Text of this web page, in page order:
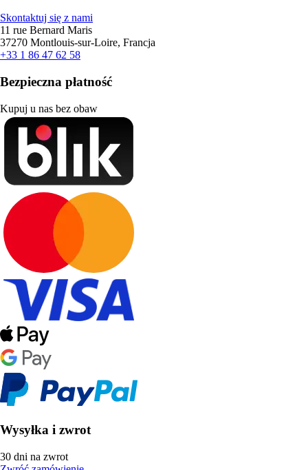
Skontaktuj się z nami
11 rue Bernard Maris
37270 Montlouis-sur-Loire, Francja
+33 1 86 47 62 58
Bezpieczna płatność
Kupuj u nas bez obaw
Wysyłka i zwrot
30 dni na zwrot